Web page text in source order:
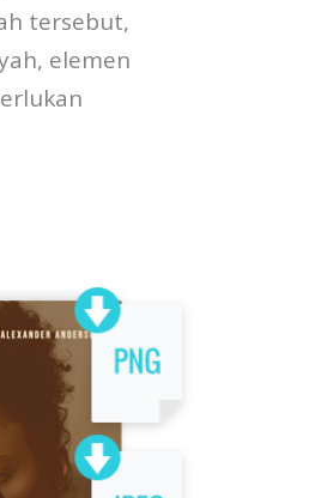
tersebut,
elemen